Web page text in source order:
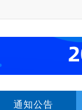
通知公告